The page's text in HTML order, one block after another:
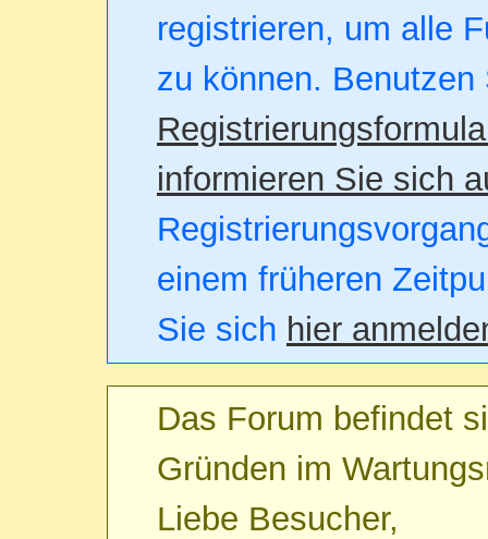
registrieren, um alle
zu können. Benutzen
informieren Sie sich
einem früheren
Sie sich hier
Das Forum befindet
Gründen im
Liebe Besucher,